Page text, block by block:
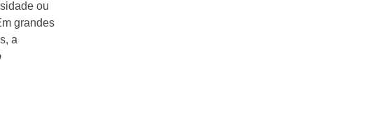
ou
grandes
a